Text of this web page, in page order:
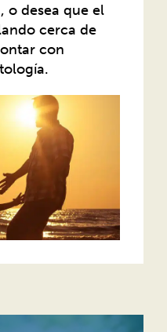
o desea que el
cerca de
con